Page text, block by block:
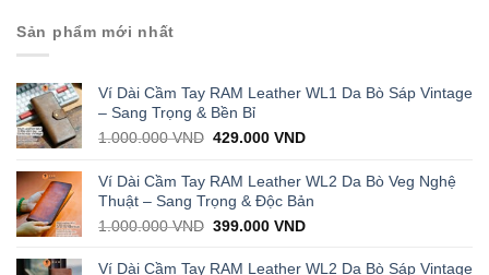
Sản phẩm mới nhất
Ví Dài Cầm Tay RAM Leather WL1 Da Bò Sáp Vintage
– Sang Trọng & Bền Bỉ
1.000.000VND Original
was:
1.000.000 VND.
429.000VNDCurrent
is:
429.000 VND.
Ví Dài Cầm Tay RAM Leather WL2 Da Bò Veg Nghệ
Thuật – Sang Trọng & Độc Bản
1.000.000VND Original
was:
399.000VNDCurrent
is:
Ví Dài Cầm Tay RAM Leather WL2 Da Bò Sáp Vintage